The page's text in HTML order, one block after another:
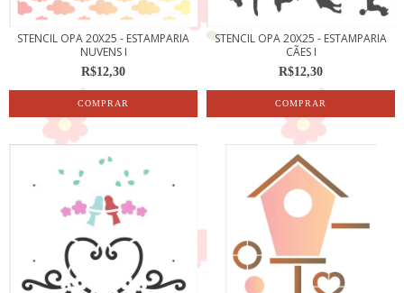
STENCIL OPA 20X25 - ESTAMPARIA
NUVENS I
R$12,30
STENCIL OPA 20X25 - ESTAMPARIA
CÃES I
R$12,30